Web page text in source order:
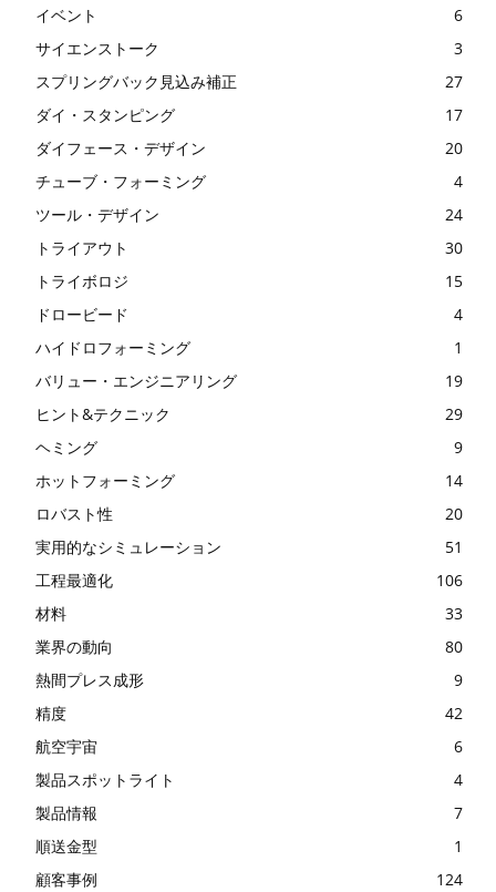
イベント
6
サイエンストーク
3
スプリングバック見込み補正
27
ダイ・スタンピング
17
ダイフェース・デザイン
20
チューブ・フォーミング
4
ツール・デザイン
24
トライアウト
30
トライボロジ
15
ドロービード
4
ハイドロフォーミング
1
バリュー・エンジニアリング
19
ヒント&テクニック
29
ヘミング
9
ホットフォーミング
14
ロバスト性
20
実用的なシミュレーション
51
工程最適化
106
材料
33
業界の動向
80
熱間プレス成形
9
精度
42
航空宇宙
6
製品スポットライト
4
製品情報
7
順送金型
1
顧客事例
124